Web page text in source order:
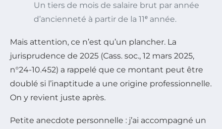
Un tiers de mois de salaire brut par année
d’ancienneté à partir de la 11ᵉ année.
Mais attention, ce n’est qu’un plancher. La
jurisprudence de 2025 (Cass. soc., 12 mars 2025,
n°24-10.452) a rappelé que ce montant peut être
doublé si l’inaptitude a une origine professionnelle.
On y revient juste après.
Petite anecdote personnelle : j’ai accompagné un